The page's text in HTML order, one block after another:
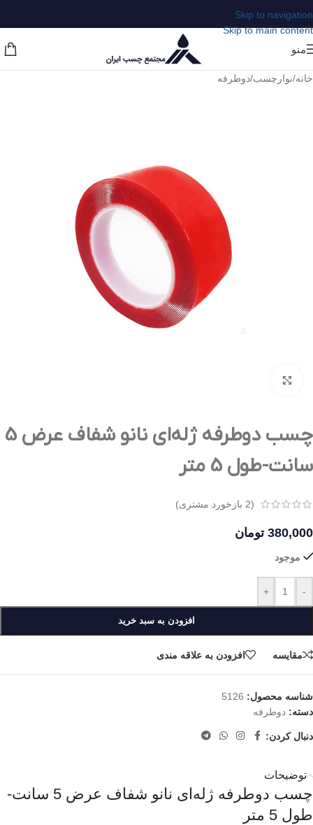
Skip to navigation
Skip to main content
منو
خانه/نوارچسب/دوطرفه
چسب دوطرفه ژله‌ای نانو شفاف عرض 5
سانت-طول 5 متر
(
2 بازخورد مشتری)
380,000 تومان
موجود
-
+
افزودن به سبد خرید
مقایسه افزودن به علاقه مندی
شناسه محصول: 5126
دسته: دوطرفه
دنبال کردن:
توضیحات
چسب دوطرفه ژله‌ای نانو شفاف عرض 5 سانت-
طول 5 متر